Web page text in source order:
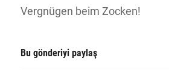
Vergnügen beim Zocken!
Bu gönderiyi paylaş